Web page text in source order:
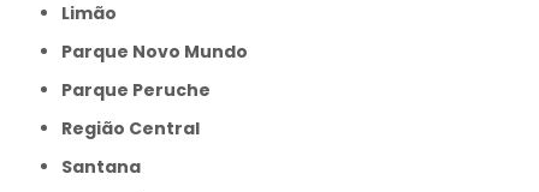
Limão
Parque Novo Mundo
Parque Peruche
Região Central
Santana